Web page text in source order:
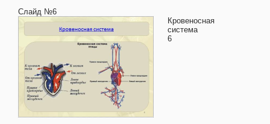
Слайд №6
Кровеносная
система
6